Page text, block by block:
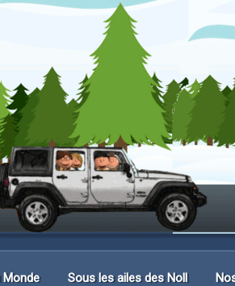
Monde Sous les ailes des Noll